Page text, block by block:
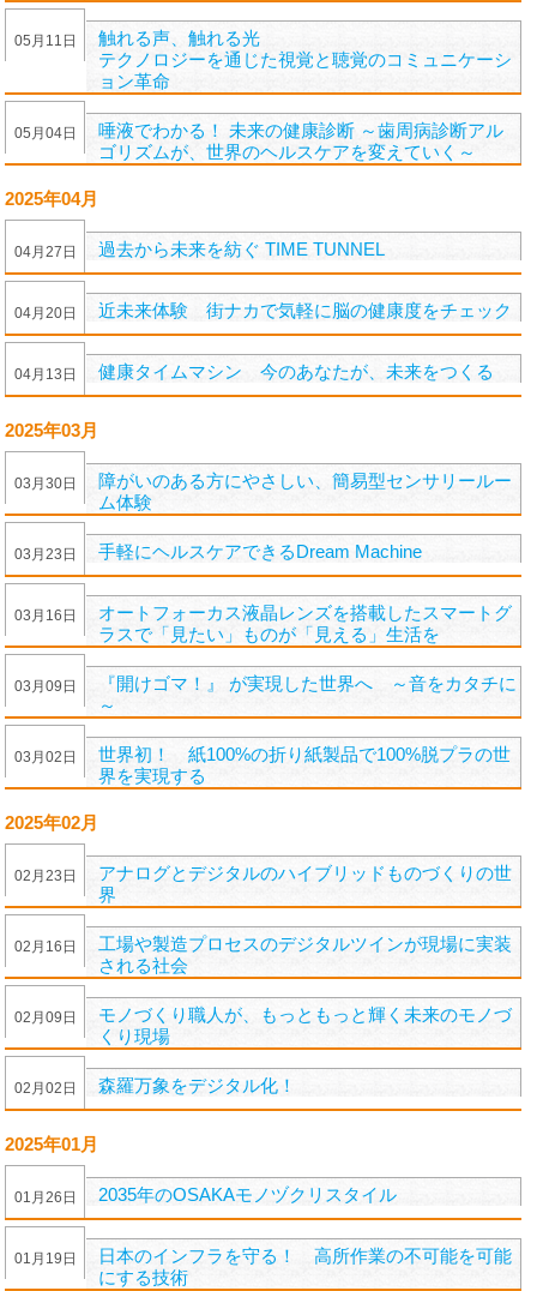
05 月 11 日
触れる声、触れる光
テクノロジーを通じた視覚と聴覚のコミュニケーシ
ョン革命
05 月 04日
唾液でわかる！ 未来の健康診断 ～歯周病診断アル
ゴリズムが、世界のヘルスケアを変えていく～
2025年04月
04月 27 日 過去から未来を紡ぐ TIME TUNNEL
04月 20日 近未来体験 街ナカで気軽に脳の健康度をチェック
04月 13 日 健康タイムマシン 今のあなたが、未来をつくる
2025年03月
03 月 30日
障がいのある方にやさしい、簡易型センサリールー
ム体験
03 月 23 日 手軽にヘルスケアできるDream Machine
03 月 16 日
オートフォーカス液晶レンズを搭載したスマートグ
ラスで「見たい」ものが「見える」生活を
03 月 09 日
『開けゴマ！』 が実現した世界へ ～音をカタチに
～
03 月 02 日
世界初！ 紙100%の折り紙製品で100%脱プラの世
界を実現する
2025年02月
02 月 23 日
アナログとデジタルのハイブリッドものづくりの世
界
02 月 16 日
工場や製造プロセスのデジタルツインが現場に実装
される社会
02 月 09 日
モノづくり職人が、もっともっと輝く未来のモノづ
くり現場
02 月 02 日 森羅万象をデジタル化！
2025年01月
01 月 26 日 2035年のOSAKAモノヅクリスタイル
01 月 19 日
日本のインフラを守る！ 高所作業の不可能を可能
にする技術